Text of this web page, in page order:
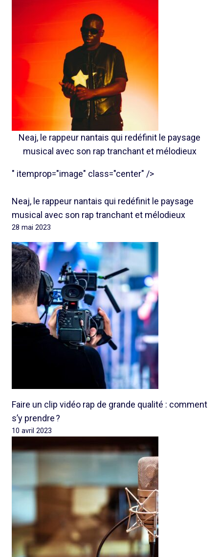
Neaj, le rappeur nantais qui redéfinit le paysage
musical avec son rap tranchant et mélodieux
" itemprop="image" class="center" />
Neaj, le rappeur nantais qui redéfinit le paysage
musical avec son rap tranchant et mélodieux
28 mai 2023
Faire un clip vidéo rap de grande qualité : comment
s’y prendre ?
10 avril 2023